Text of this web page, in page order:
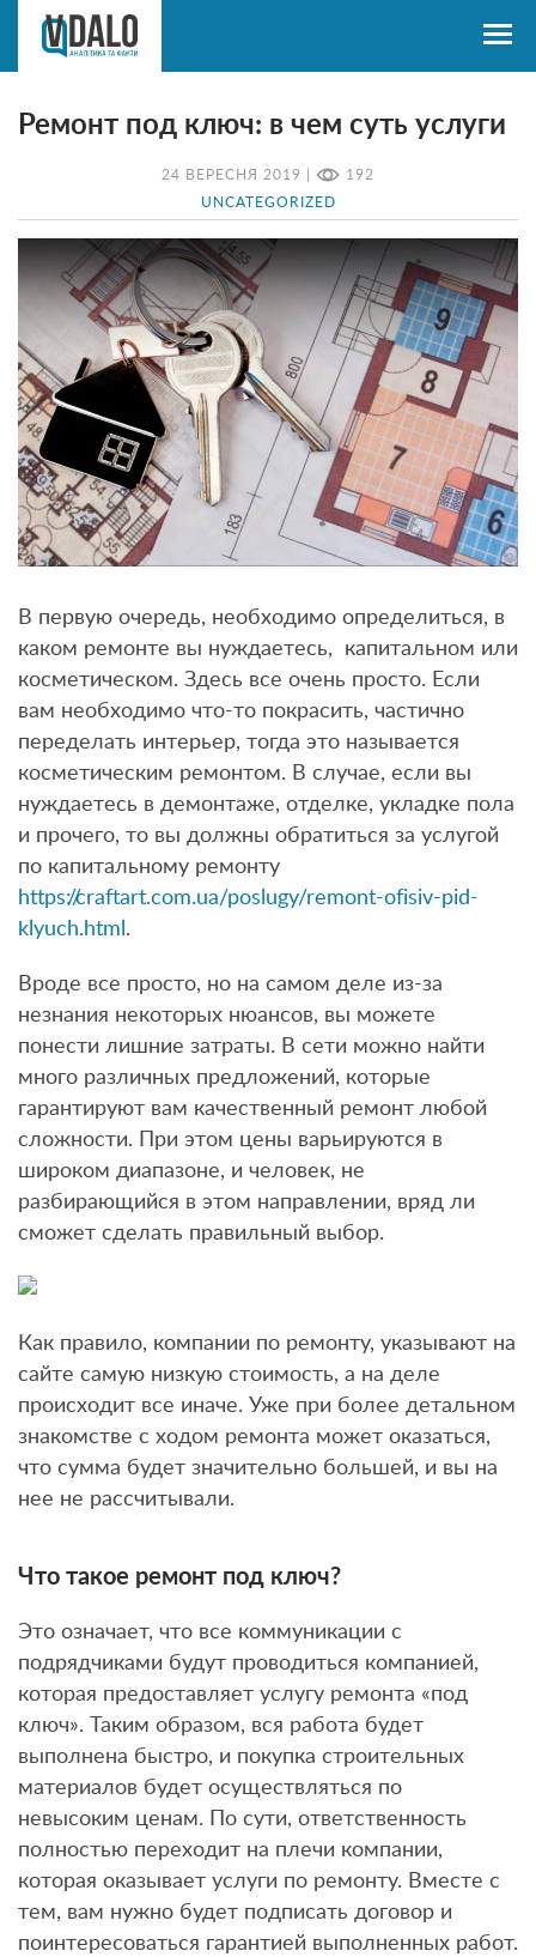
24 ВЕРЕСНЯ 2019 | 192
UNCATEGORIZED
Ремонт под ключ: в чем суть услуги
В первую очередь, необходимо определиться, в
каком ремонте вы нуждаетесь, капитальном или
косметическом. Здесь все очень просто. Если
вам необходимо что-то покрасить, частично
переделать интерьер, тогда это называется
косметическим ремонтом. В случае, если вы
нуждаетесь в демонтаже, отделке, укладке пола
и прочего, то вы должны обратиться за услугой
по капитальному ремонту
https://craftart.com.ua/poslugy/remont-ofisiv-pid-
klyuch.html .
Вроде все просто, но на самом деле из-за
незнания некоторых нюансов, вы можете
понести лишние затраты. В сети можно найти
много различных предложений, которые
гарантируют вам качественный ремонт любой
сложности. При этом цены варьируются в
широком диапазоне, и человек, не
разбирающийся в этом направлении, вряд ли
сможет сделать правильный выбор.
Как правило, компании по ремонту, указывают на
сайте самую низкую стоимость, а на деле
происходит все иначе. Уже при более детальном
знакомстве с ходом ремонта может оказаться,
что сумма будет значительно большей, и вы на
нее не рассчитывали.
Что такое ремонт под ключ?
Это означает, что все коммуникации с
подрядчиками будут проводиться компанией,
которая предоставляет услугу ремонта «под
ключ». Таким образом, вся работа будет
выполнена быстро, и покупка строительных
материалов будет осуществляться по
невысоким ценам. По сути, ответственность
полностью переходит на плечи компании,
которая оказывает услуги по ремонту. Вместе с
тем, вам нужно будет подписать договор и
поинтересоваться гарантией выполненных работ.